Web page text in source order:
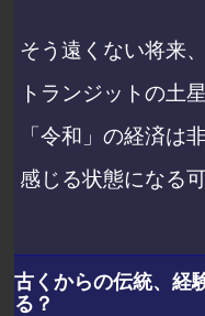
そう遠くない将来
トランジットの土
「令和」の経済は
感じる状態になる
古くからの伝統、経
る？